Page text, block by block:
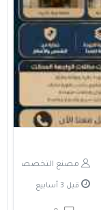
مصنع التخصصي
قبل 3 أسابيع